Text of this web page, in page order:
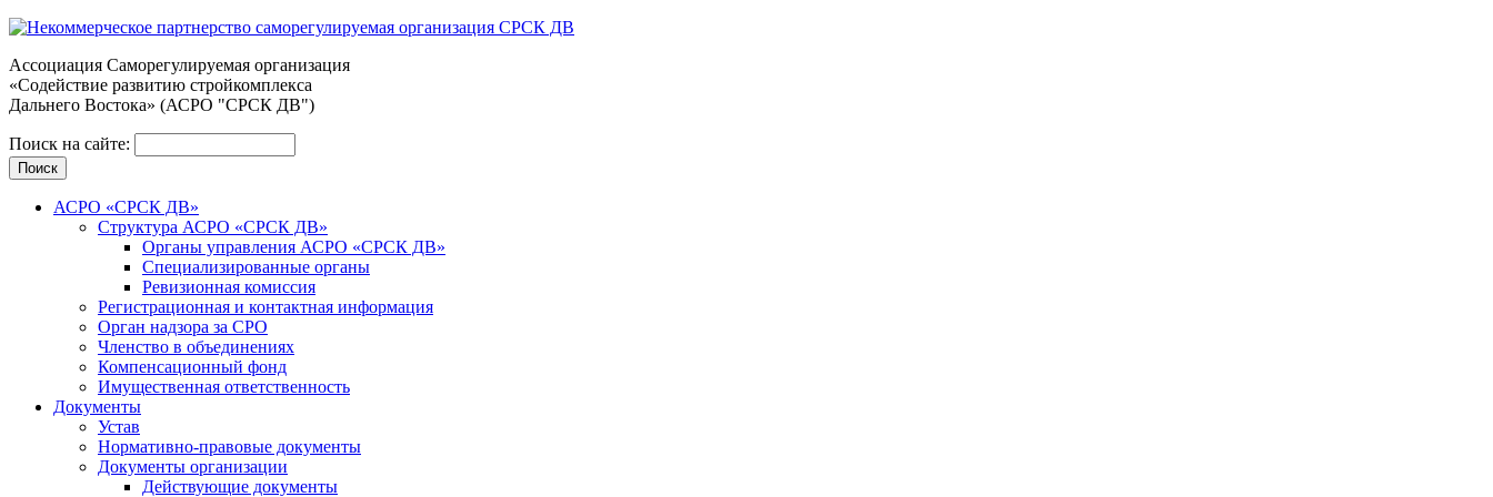
Ассоциация Cаморегулируемая организация
«Содействие развитию стройкомплекса
Дальнего Востока» (АСРО "СРСК ДВ")
Поиск на сайте:
АСРО «СРСК ДВ»
Структура АСРО «СРСК ДВ»
Органы управления АСРО «СРСК ДВ»
Специализированные органы
Ревизионная комиссия
Регистрационная и контактная информация
Орган надзора за СРО
Членство в объединениях
Компенсационный фонд
Имущественная ответственность
Документы
Устав
Нормативно-правовые документы
Документы организации
Действующие документы